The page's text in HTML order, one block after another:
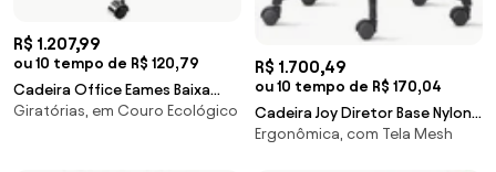
R$ 1.207,99
ou 10 tempo de R$ 120,79
Cadeira Office Eames Baixa
Assento Courino Preto com
Giratórias, em Couro Ecológico
R$ 1.700,49
ou 10 tempo de R$ 170,04
Cadeira Joy Diretor Base Nylon
Piramidal - 54210 Sun House
Ergonômica, com Tela Mesh